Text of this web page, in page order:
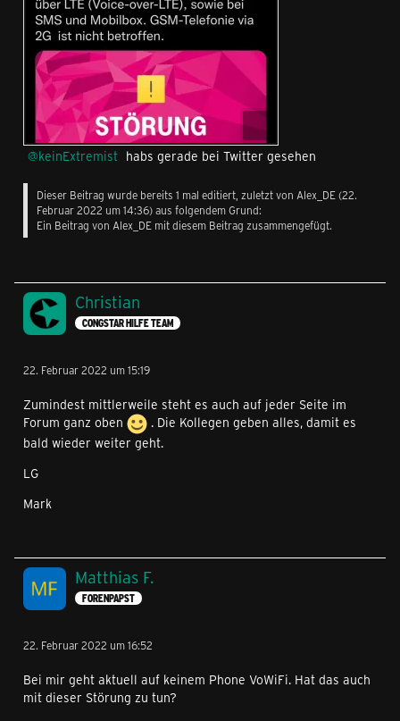
keinExtremist habs gerade bei Twitter gesehen
Dieser Beitrag wurde bereits 1 mal editiert, zuletzt von Alex_DE(22.
Februar 2022 um 14:36) aus folgendem Grund:
Ein Beitrag von Alex_DE mit diesem Beitrag zusammengefügt.
Christian
CONGSTAR HILFE TEAM
22. Februar 2022 um 15:19
Zumindest mittlerweile steht es auch auf jeder Seite im
Forum ganz oben
. Die Kollegen geben alles, damit es
bald wieder weiter geht.
LG
Mark
Matthias F.
FORENPAPST
22. Februar 2022 um 16:52
Bei mir geht aktuell auf keinem Phone VoWiFi. Hat das auch
mit dieser Störung zu tun?